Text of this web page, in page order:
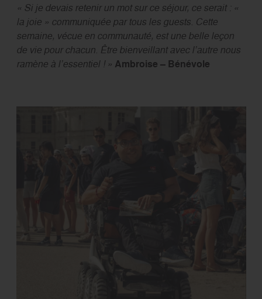
« Si je devais retenir un mot sur ce séjour, ce serait : «
la joie » communiquée par tous les guests. Cette
semaine, vécue en communauté, est une belle leçon
de vie pour chacun. Être bienveillant avec l’autre nous
ramène à l’essentiel ! » Ambroise – Bénévole